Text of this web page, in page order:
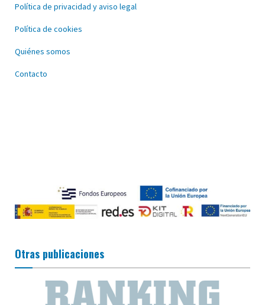
Política de privacidad y aviso legal
Política de cookies
Quiénes somos
Contacto
Otras publicaciones